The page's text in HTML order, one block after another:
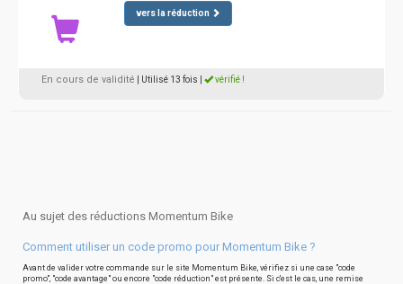
vers la réduction
En cours de validité | Utilisé 13 fois vérifié !
Au sujet des réductions Momentum Bike
Comment utiliser un code promo pour Momentum Bike ?
Avant de valider votre commande sur le site Momentum Bike, vérifiez si une case "code
promo", "code avantage" ou encore "code réduction" est présente. Si c'est le cas, une remise